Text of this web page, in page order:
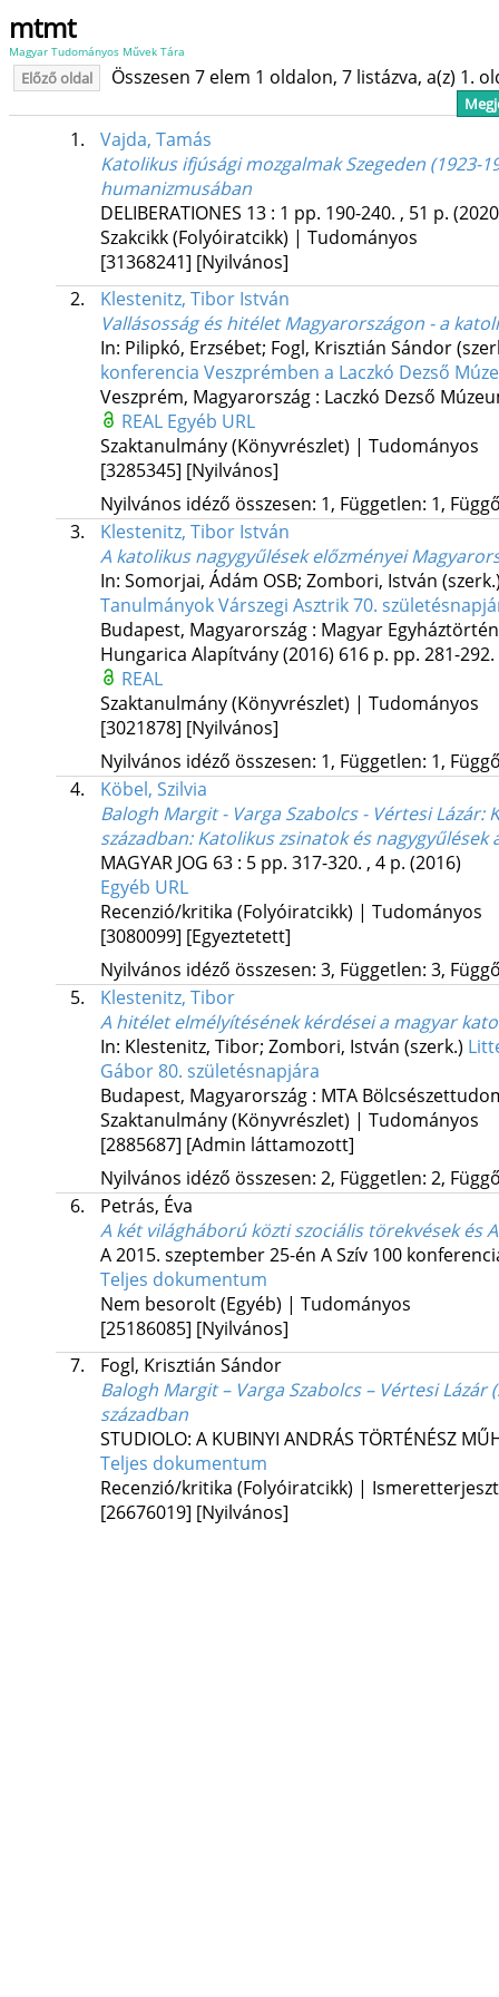
mtmt
Magyar Tudományos Művek Tára
Előző oldal Összesen 7 elem 1 oldalon, 7 listázva, a(z) 1.
1.
Vajda, Tamás
Katolikus ifjúsági mozgalmak Szegeden (1923-
humanizmusában
DELIBERATIONES 13: 1 pp. 190-240. , 51 p.
Szakcikk (Folyóiratcikk) | Tudományos
[31368241] [Nyilvános]
2.
Klestenitz, Tibor István
Vallásosság és hitélet Magyarországon - a
In: Pilipkó, Erzsébet; Fogl, Krisztián Sándor
konferencia Veszprémben a Laczkó Dezső
Veszprém, Magyarország : Laczkó Dezső
REAL Egyéb URL
Szaktanulmány (Könyvrészlet) | Tudományos
[3285345] [Nyilvános]
Nyilvános idéző összesen: 1, Független: 1,
3.
Klestenitz, Tibor István
A katolikus nagygyűlések előzményei
In: Somorjai, Ádám OSB; Zombori, István
Tanulmányok Várszegi Asztrik 70.
Budapest, Magyarország : Magyar
Hungarica Alapítvány(2016) 616 p. pp. 281-292.
REAL
Szaktanulmány (Könyvrészlet) | Tudományos
[3021878] [Nyilvános]
Nyilvános idéző összesen: 1, Független: 1,
4.
Köbel, Szilvia
Balogh Margit - Varga Szabolcs - Vértesi
században: Katolikus zsinatok és nagygyűlések
MAGYAR JOG 63: 5 pp. 317-320. , 4 p. (2016)
Egyéb URL
Recenzió/kritika (Folyóiratcikk) | Tudományos
[3080099] [Egyeztetett]
Nyilvános idéző összesen: 3, Független: 3,
5.
Klestenitz, Tibor
A hitélet elmélyítésének kérdései a magyar
In: Klestenitz, Tibor; Zombori, István (szerk.)
Gábor 80. születésnapjára
Budapest, Magyarország : MTA
Szaktanulmány (Könyvrészlet) | Tudományos
[2885687] [Admin láttamozott]
Nyilvános idéző összesen: 2, Független: 2,
6.
Petrás, Éva
A két világháború közti szociális törekvések és A
A 2015. szeptember 25-én A Szív 100
Teljes dokumentum
Nem besorolt (Egyéb) | Tudományos
[25186085] [Nyilvános]
7.
Fogl, Krisztián Sándor
Balogh Margit – Varga Szabolcs – Vértesi
században
STUDIOLO: A KUBINYI ANDRÁS TÖRTÉNÉSZ
Teljes dokumentum
Recenzió/kritika (Folyóiratcikk) |
[26676019] [Nyilvános]